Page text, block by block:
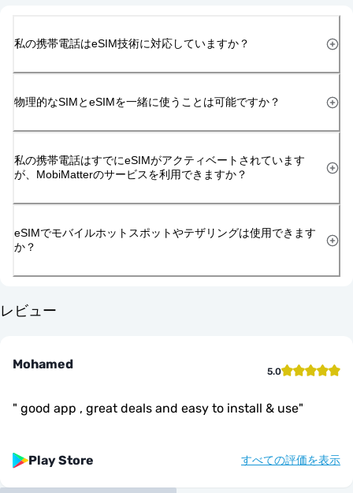
私の携帯電話はeSIM技術に対応していますか？
物理的なSIMとeSIMを一緒に使うことは可能ですか？
私の携帯電話はすでにeSIMがアクティベートされています
が、MobiMatterのサービスを利用できますか？
eSIMでモバイルホットスポットやテザリングは使用できます
か？
レビュー
Mohamed 5.0
" good app , great deals and easy to install & use"
Play Store すべての評価を表示